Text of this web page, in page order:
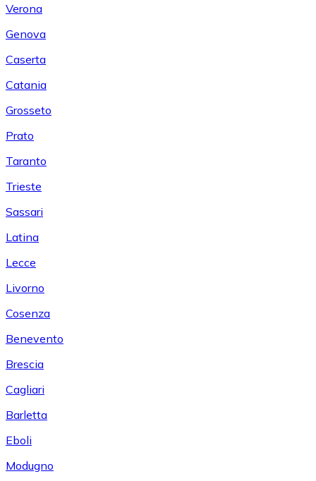
Verona
Genova
Caserta
Catania
Grosseto
Prato
Taranto
Trieste
Sassari
Latina
Lecce
Livorno
Cosenza
Benevento
Brescia
Cagliari
Barletta
Eboli
Modugno